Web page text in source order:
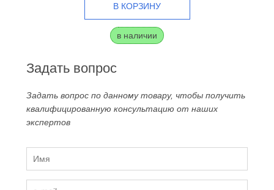
В КОРЗИНУ
в наличии
Задать вопрос
Задать вопрос по данному товару, чтобы получить
квалифицированную консультацию от наших
экспертов